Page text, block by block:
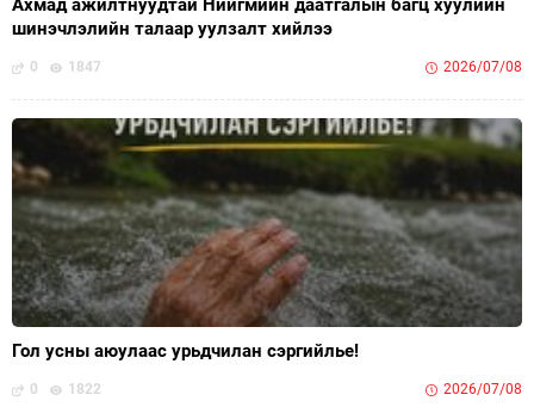
Ахмад ажилтнуудтай Нийгмийн даатгалын багц хуулийн
шинэчлэлийн талаар уулзалт хийлээ
0 1847 2026/07/08
Гол усны аюулаас урьдчилан сэргийлье!
0 1822 2026/07/08